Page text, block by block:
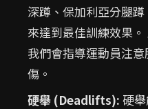
深蹲、保加利亞分腿
來達到最佳訓練效果。
我們會指導運動員注
傷。
硬舉 (Deadlifts): 硬